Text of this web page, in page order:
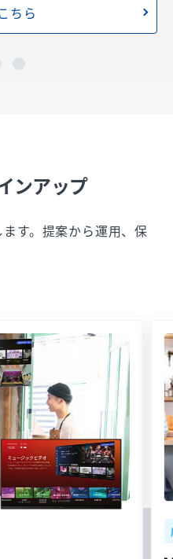
ちら
ンアップ
す。提案から運用、保